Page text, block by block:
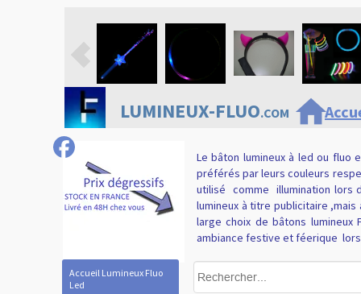
Accueil Lumineux Fluo
Led
LUMINEUX-FLUO.COMhome
Le bâton lumineux à led ou
préférés par leurs couleurs
utilisé comme illumination lors
lumineux à titre publicitaire
large choix de bâtons lumineux
ambiance festive et féerique